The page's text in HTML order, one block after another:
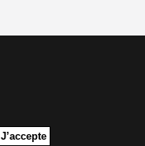
J’accepte